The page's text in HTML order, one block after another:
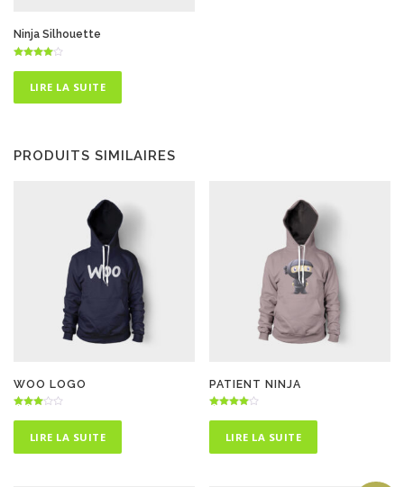
Ninja Silhouette
4.75
sur 5LIRE LA SUITE
PRODUITS SIMILAIRES
WOO LOGO
3.00
sur 5LIRE LA SUITE
PATIENT NINJA
4.50
sur 5LIRE LA SUITE